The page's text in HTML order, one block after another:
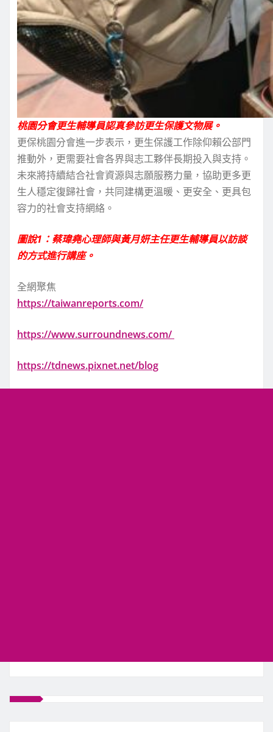
桃園分會更生輔導員認真參訪更生保護文物展。
更保桃園分會進一步表示，更生保護工作除仰賴公部門
推動外，更需要社會各界與志工夥伴長期投入與支持。
未來將持續結合社會資源與志願服務力量，協助更多更
生人穩定復歸社會，共同建構更溫暖、更安全、更具包
容力的社會支持網絡。
圖說1：蔡瑋堯心理師與黃月妍主任更生輔導員以訪談
的方式進行講座。
全網聚焦
https://taiwanreports.com/
https://www.surroundnews.com/
https://tdnews.pixnet.net/blog